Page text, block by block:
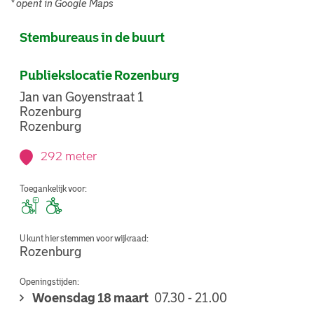
* opent in Google Maps
Stembureaus in de buurt
Publiekslocatie Rozenburg
Jan van Goyenstraat 1
Rozenburg
Rozenburg
292 meter
Toegankelijk voor:
U kunt hier stemmen voor wijkraad:
Rozenburg
Openingstijden:
Woensdag 18 maart 07.30 - 21.00